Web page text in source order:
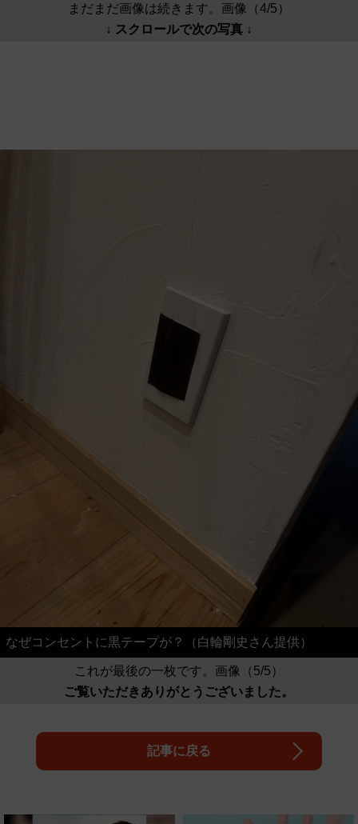
まだまだ画像は続きます。画像（4/5）
↓ スクロールで次の写真 ↓
なぜコンセントに黒テープが？（白輪剛史さん提供）
これが最後の一枚です。画像（5/5）
ご覧いただきありがとうございました。
記事に戻る